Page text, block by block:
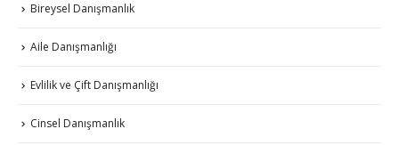
Bireysel Danışmanlık
Aile Danışmanlığı
Evlilik ve Çift Danışmanlığı
Cinsel Danışmanlık